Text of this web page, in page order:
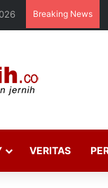
Breaking News
VERITAS